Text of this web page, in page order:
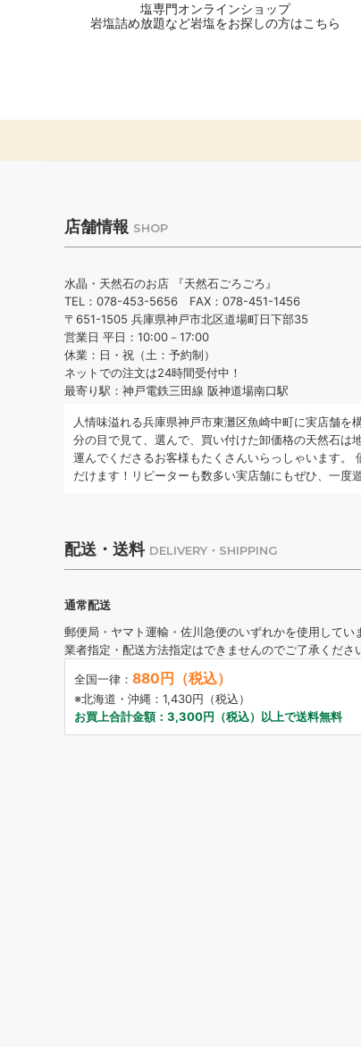
塩専門オンラインショップ
岩塩詰め放題など岩塩をお探しの方はこちら
店舗情報 SHOP
水晶・天然石のお店 『天然石ごろごろ』
TEL：078-453-5656 FAX：078-451-1456
〒651-1505 兵庫県神戸市北区道場町日下部35
営業日 平日：10:00－17:00
休業：日・祝（土：予約制）
ネットでの注文は24時間受付中！
最寄り駅：神戸電鉄三田線 阪神道場南口駅
人情味溢れる兵庫県神戸市東灘区魚崎中町に実店舗を
分の目で見て、選んで、買い付けた卸価格の天然石は
運んでくださるお客様もたくさんいらっしゃいます。
だけます！リピーターも数多い実店舗にもぜひ、一度
配送・送料 DELIVERY・SHIPPING
通常配送
郵便局・ヤマト運輸・佐川急便のいずれかを使用してい
業者指定・配送方法指定はできませんのでご了承くださ
全国一律： 880円（税込）
※北海道・沖縄：1,430円（税込）
お買上合計金額：3,300円（税込）以上で送料無料